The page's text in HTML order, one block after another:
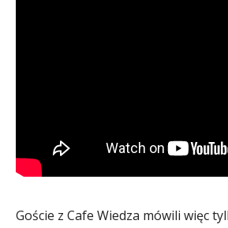
Goście z Cafe Wiedza mówili więc